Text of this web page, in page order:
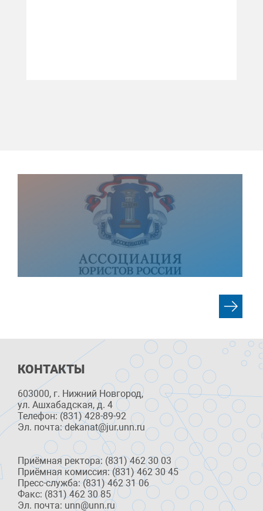
КОНТАКТЫ
603000, г. Нижний Новгород,
ул. Ашхабадская, д. 4
Телефон: (831) 428-89-92
Эл. почта: dekanat@jur.unn.ru
Приёмная ректора: (831) 462 30 03
Приёмная комиссия: (831) 462 30 45
Пресс-служба: (831) 462 31 06
Факс: (831) 462 30 85
Эл. почта: unn@unn.ru